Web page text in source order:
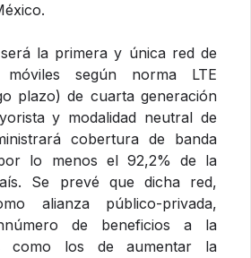
la primera y única red de
móviles según norma LTE
plazo) de cuarta generación
y modalidad neutral de
cobertura de banda
lo menos el 92,2% de la
Se prevé que dicha red,
alianza público-privada,
de beneficios a la
como los de aumentar la